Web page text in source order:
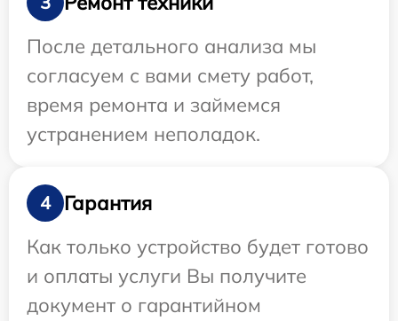
После детального анализа мы
согласуем с вами смету работ,
время ремонта и займемся
устранением неполадок.
4
Гарантия
Как только устройство будет готово
и оплаты услуги Вы получите
документ о гарантийном